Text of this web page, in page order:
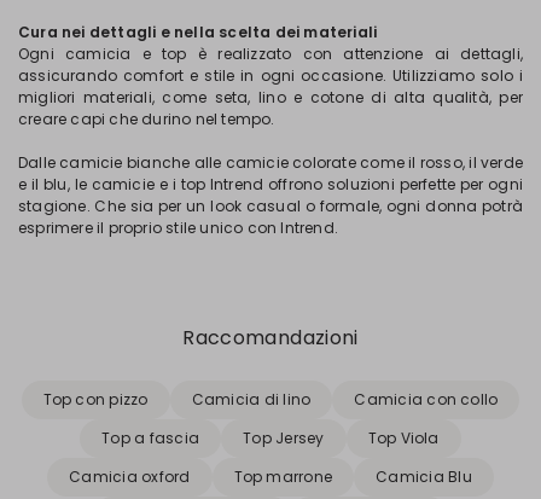
Cura nei dettagli e nella scelta dei materiali
Ogni camicia e top è realizzato con attenzione ai dettagli,
assicurando comfort e stile in ogni occasione. Utilizziamo solo i
migliori materiali, come seta, lino e cotone di alta qualità, per
creare capi che durino nel tempo.
Dalle camicie bianche alle camicie colorate come il rosso, il verde
e il blu, le camicie e i top Intrend offrono soluzioni perfette per ogni
stagione. Che sia per un look casual o formale, ogni donna potrà
esprimere il proprio stile unico con Intrend.
Raccomandazioni
Top con pizzo Camicia di lino
Camicia con collo
Top a fascia
Top Jersey
Top Viola
Camicia oxford
Top marrone
Camicia Blu